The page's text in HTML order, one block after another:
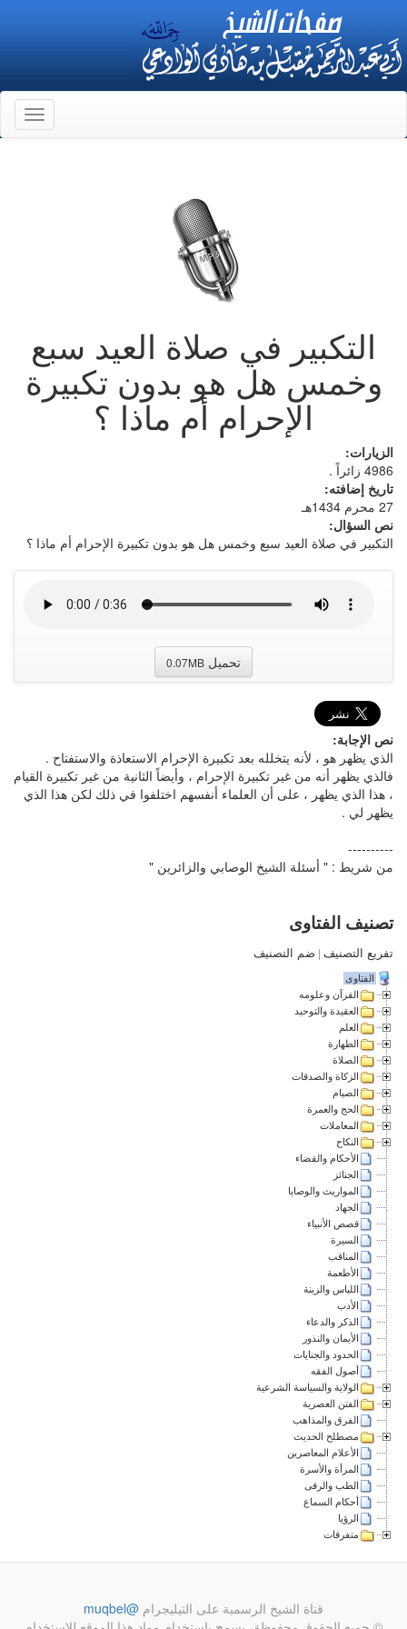
التكبير في صلاة العيد سبع
وخمس هل هو بدون تكبيرة
الإحرام أم ماذا ؟
الزيارات:
4986 زائراً .
تاريخ إضافته:
27 محرم 1434هـ
نص السؤال:
التكبير في صلاة العيد سبع وخمس هل هو بدون تكبيرة الإحرام أم ماذا ؟
تحميل 0.07MB
نص الإجابة:
الذي يظهر هو ، لأنه يتخلله بعد تكبيرة الإحرام الاستعاذة والاستفتاح .
فالذي يظهر أنه من غير تكبيرة الإحرام ، وأيضاً الثانية من غير تكبيرة القيام
، هذا الذي يظهر ، على أن العلماء أنفسهم اختلفوا في ذلك لكن هذا الذي
يظهر لي .
----------
من شريط : " أسئلة الشيخ الوصابي والزائرين "
تصنيف الفتاوى
تفريع التصنيف | ضم التصنيف
الفتاوى
القرآن وعلومه
العقيدة والتوحيد
العلم
الطهارة
الصلاة
الزكاة والصدقات
الصيام
الحج والعمرة
المعاملات
النكاح
الأحكام والقضاء
الجنائز
المواريث والوصايا
الجهاد
قصص الأنبياء
السيرة
المناقب
الأطعمة
اللباس والزينة
الأدب
الذكر والدعاء
الأيمان والنذور
الحدود والجنايات
أصول الفقه
الولاية والسياسة الشرعية
الفتن العصرية
الفرق والمذاهب
مصطلح الحديث
الأعلام المعاصرين
المرأة والأسرة
الطب والرقى
أحكام السماع
الرؤيا
متفرقات
قناة الشيخ الرسمية على التيليجرام @muqbel